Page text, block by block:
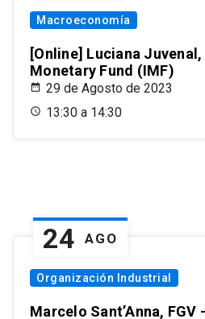
Macroeconomía
[Online] Luciana
Monetary Fund (IMF)
29 de Agosto de 2023
13:30 a 14:30
24 AGO
Organización Industrial
Marcelo Sant’Anna, FGV